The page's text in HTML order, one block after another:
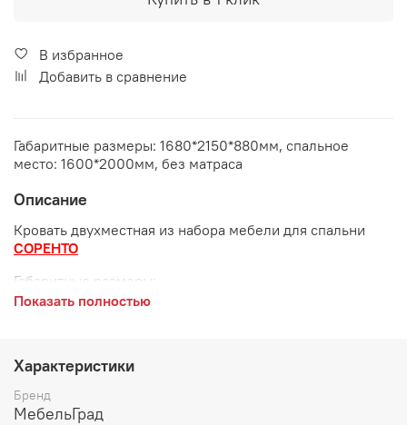
В избранное
Добавить в сравнение
Габаритные размеры: 1680*2150*880мм, спальное
место: 1600*2000мм, без матраса
Описание
Кровать двухместная из набора мебели для спальни
СОРЕНТО
Габаритные размеры:
высота 880 мм
Спальное место:
Показать полностью
Характеристики
Бренд
МебельГрад